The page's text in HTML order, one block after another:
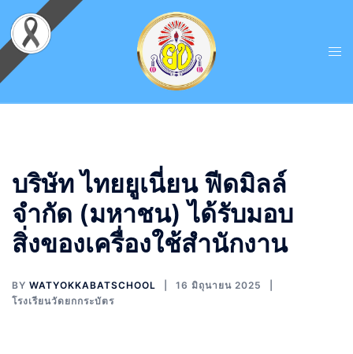
บริษัท ไทยยูเนี่ยน ฟีดมิลล์
จำกัด (มหาชน) ได้รับมอบ
สิ่งของเครื่องใช้สำนักงาน
BY WATYOKKABATSCHOOL
16 มิถุนายน 2025
โรงเรียนวัดยกกระบัตร